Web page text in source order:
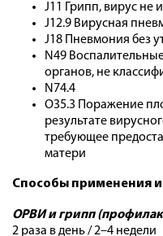
J11 Грипп, вирус не
J12.9 Вирусная
J18 Пневмония без
N49
органов, не
N74.4
O35.3 Поражение
результате
требующее
матери
Способы применения
ОРВИ и грипп
2 раза в день / 2–4 недели